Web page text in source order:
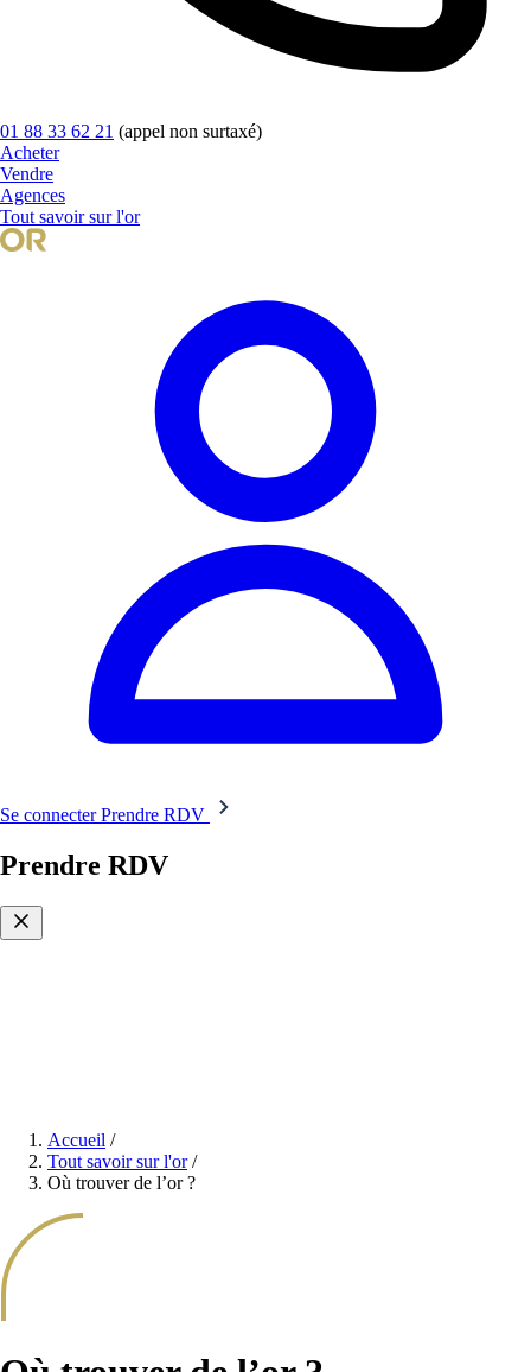
01 88 33 62 21 (appel non surtaxé)
Acheter
Vendre
Agences
Tout savoir sur l'or
Se connecter Prendre RDV
Prendre RDV
Accueil /
Tout savoir sur l'or /
Où trouver de l’or ?